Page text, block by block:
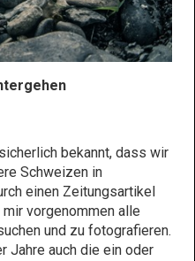
bekannt, dass wir
Schweizen in
einen Zeitungsartikel
vorgenommen alle
und zu fotografieren.
Jahre auch die ein oder